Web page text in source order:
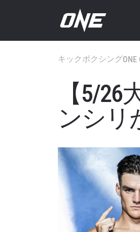
キックボクシングONE
【5/26
ンシリ